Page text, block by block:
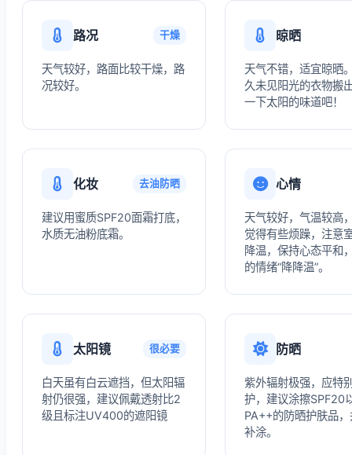
路况 干燥
天气较好，路面比较干燥，路
况较好。
晾晒
天气不错，适宜晾晒
久未见阳光的衣物搬
一下太阳的味道吧！
化妆 去油防晒
建议用蜜质SPF20面霜打底，
水质无油粉底霜。
心情
天气较好，气温较高
觉得有些烦躁，注意
降温，保持心态平和
的情绪“降降温”。
太阳镜 很必要
白天虽有白云遮挡，但太阳辐
射仍很强，建议佩戴透射比2
级且标注UV400的遮阳镜
防晒
紫外辐射极强，应特
护，建议涂擦SPF20
PA++的防晒护肤品
补涂。